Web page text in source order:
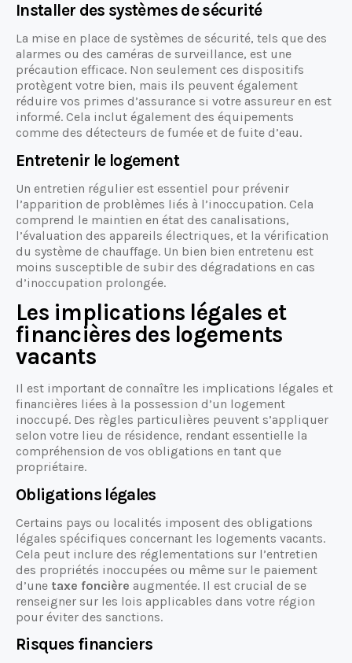
Installer des systèmes de sécurité
La mise en place de systèmes de sécurité, tels que des
alarmes ou des caméras de surveillance, est une
précaution efficace. Non seulement ces dispositifs
protègent votre bien, mais ils peuvent également
réduire vos primes d’assurance si votre assureur en est
informé. Cela inclut également des équipements
comme des détecteurs de fumée et de fuite d’eau.
Entretenir le logement
Un entretien régulier est essentiel pour prévenir
l’apparition de problèmes liés à l’inoccupation. Cela
comprend le maintien en état des canalisations,
l’évaluation des appareils électriques, et la vérification
du système de chauffage. Un bien bien entretenu est
moins susceptible de subir des dégradations en cas
d’inoccupation prolongée.
Les implications légales et
financières des logements
vacants
Il est important de connaître les implications légales et
financières liées à la possession d’un logement
inoccupé. Des règles particulières peuvent s’appliquer
selon votre lieu de résidence, rendant essentielle la
compréhension de vos obligations en tant que
propriétaire.
Obligations légales
Certains pays ou localités imposent des obligations
légales spécifiques concernant les logements vacants.
Cela peut inclure des réglementations sur l’entretien
des propriétés inoccupées ou même sur le paiement
d’une taxe foncière augmentée. Il est crucial de se
renseigner sur les lois applicables dans votre région
pour éviter des sanctions.
Risques financiers